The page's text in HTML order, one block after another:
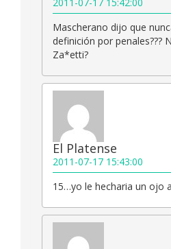
Mascherano dijo que
definición por penales???
Za*etti?
El Platense
2011-07-17 15:43:00
15…yo le hecharia un ojo